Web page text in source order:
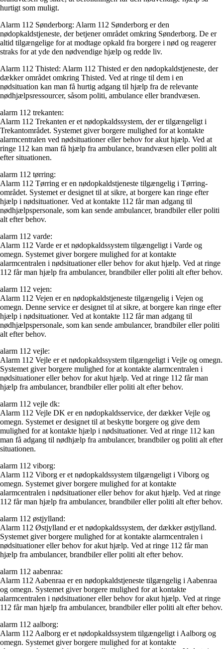
hurtigt som muligt.
Alarm 112 Sønderborg: Alarm 112 Sønderborg er den
nødopkaldstjeneste, der betjener området omkring Sønderborg. De er
altid tilgængelige for at modtage opkald fra borgere i nød og reagerer
straks for at yde den nødvendige hjælp og redde liv.
Alarm 112 Thisted: Alarm 112 Thisted er den nødopkaldstjeneste, der
dækker området omkring Thisted. Ved at ringe til dem i en
nødsituation kan man få hurtig adgang til hjælp fra de relevante
nødhjælpsressourcer, såsom politi, ambulance eller brandvæsen.
alarm 112 trekanten:
Alarm 112 Trekanten er et nødopkaldssystem, der er tilgængeligt i
Trekantområdet. Systemet giver borgere mulighed for at kontakte
alarmcentralen ved nødsituationer eller behov for akut hjælp. Ved at
ringe 112 kan man få hjælp fra ambulance, brandvæsen eller politi alt
efter situationen.
alarm 112 tørring:
Alarm 112 Tørring er en nødopkaldstjeneste tilgængelig i Tørring-
området. Systemet er designet til at sikre, at borgere kan ringe efter
hjælp i nødsituationer. Ved at kontakte 112 får man adgang til
nødhjælpspersonale, som kan sende ambulancer, brandbiler eller politi
alt efter behov.
alarm 112 varde:
Alarm 112 Varde er et nødopkaldssystem tilgængeligt i Varde og
omegn. Systemet giver borgere mulighed for at kontakte
alarmcentralen i nødsituationer eller behov for akut hjælp. Ved at ringe
112 får man hjælp fra ambulancer, brandbiler eller politi alt efter behov.
alarm 112 vejen:
Alarm 112 Vejen er en nødopkaldstjeneste tilgængelig i Vejen og
omegn. Denne service er designet til at sikre, at borgere kan ringe efter
hjælp i nødsituationer. Ved at kontakte 112 får man adgang til
nødhjælpspersonale, som kan sende ambulancer, brandbiler eller politi
alt efter behov.
alarm 112 vejle:
Alarm 112 Vejle er et nødopkaldssystem tilgængeligt i Vejle og omegn.
Systemet giver borgere mulighed for at kontakte alarmcentralen i
nødsituationer eller behov for akut hjælp. Ved at ringe 112 får man
hjælp fra ambulancer, brandbiler eller politi alt efter behov.
alarm 112 vejle dk:
Alarm 112 Vejle DK er en nødopkaldsservice, der dækker Vejle og
omegn. Systemet er designet til at beskytte borgere og give dem
mulighed for at kontakte hjælp i nødsituationer. Ved at ringe 112 kan
man få adgang til nødhjælp fra ambulancer, brandbiler og politi alt efter
situationen.
alarm 112 viborg:
Alarm 112 Viborg er et nødopkaldssystem tilgængeligt i Viborg og
omegn. Systemet giver borgere mulighed for at kontakte
alarmcentralen i nødsituationer eller behov for akut hjælp. Ved at ringe
112 får man hjælp fra ambulancer, brandbiler eller politi alt efter behov.
alarm 112 østjylland:
Alarm 112 Østjylland er et nødopkaldssystem, der dækker østjylland.
Systemet giver borgere mulighed for at kontakte alarmcentralen i
nødsituationer eller behov for akut hjælp. Ved at ringe 112 får man
hjælp fra ambulancer, brandbiler eller politi alt efter behov.
alarm 112 aabenraa:
Alarm 112 Aabenraa er en nødopkaldstjeneste tilgængelig i Aabenraa
og omegn. Systemet giver borgere mulighed for at kontakte
alarmcentralen i nødsituationer eller behov for akut hjælp. Ved at ringe
112 får man hjælp fra ambulancer, brandbiler eller politi alt efter behov.
alarm 112 aalborg:
Alarm 112 Aalborg er et nødopkaldssystem tilgængeligt i Aalborg og
omegn. Systemet giver borgere mulighed for at kontakte